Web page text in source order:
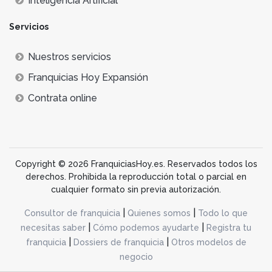
Tecnyshop
Movilgalia.
El Vestidor de Mi Móvil.
Servicios
Nuestros servicios
Franquicias Hoy Expansión
Contrata online
Copyright © 2026 FranquiciasHoy.es. Reservados todos los
derechos. Prohibida la reproducción total o parcial en
cualquier formato sin previa autorización.
Consultor de franquicia Quienes somos
Todo lo que
necesitas saber
Cómo podemos ayudarte
Registra tu
franquicia| Dossiers de franquicia|
Otros modelos de
negocio